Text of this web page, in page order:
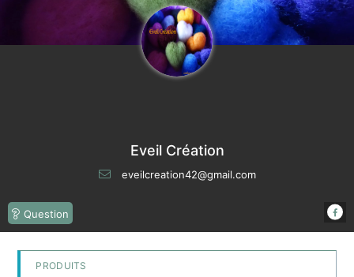
Eveil Création
eveilcreation42@gmail.com
Question
PRODUITS